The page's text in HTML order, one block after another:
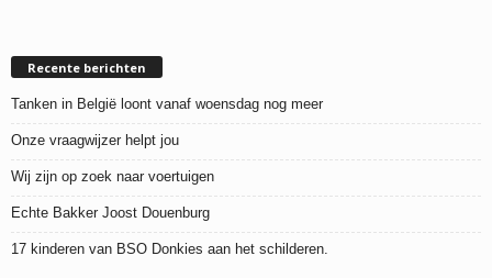
Recente berichten
Tanken in België loont vanaf woensdag nog meer
Onze vraagwijzer helpt jou
Wij zijn op zoek naar voertuigen
Echte Bakker Joost Douenburg
17 kinderen van BSO Donkies aan het schilderen.